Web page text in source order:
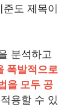
도 제목이
분석하고
폭발적으로
을 모두 공
용할 수 있